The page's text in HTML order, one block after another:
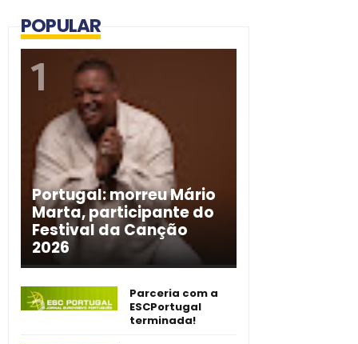
POPULAR
Portugal: morreu Mário
Marta, participante do
Festival da Canção
2026
Parceria com a
ESCPortugal
terminada!